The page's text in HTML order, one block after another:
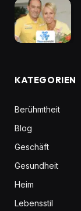
KATEGORIEN
Berühmtheit
Blog
Geschäft
Gesundheit
Heim
Lebensstil